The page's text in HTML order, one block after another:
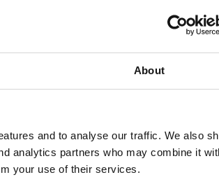
About
and to analyse our traffic. We also
analytics partners who may combine it
your use of their services.
swobodę aranżacyjną. Dzięki dużej
czy strefami relaksuw
o każdej porze dnia. Jakoproducent
ją wodą.